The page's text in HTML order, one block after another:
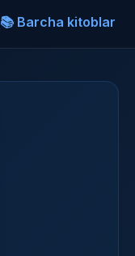
📚 Barcha kitoblar